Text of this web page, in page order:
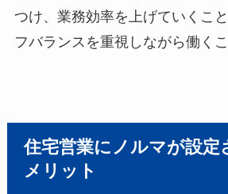
つけ、業務効率を上げていくこ
フバランスを重視しながら働く
住宅営業にノルマが設定
メリット